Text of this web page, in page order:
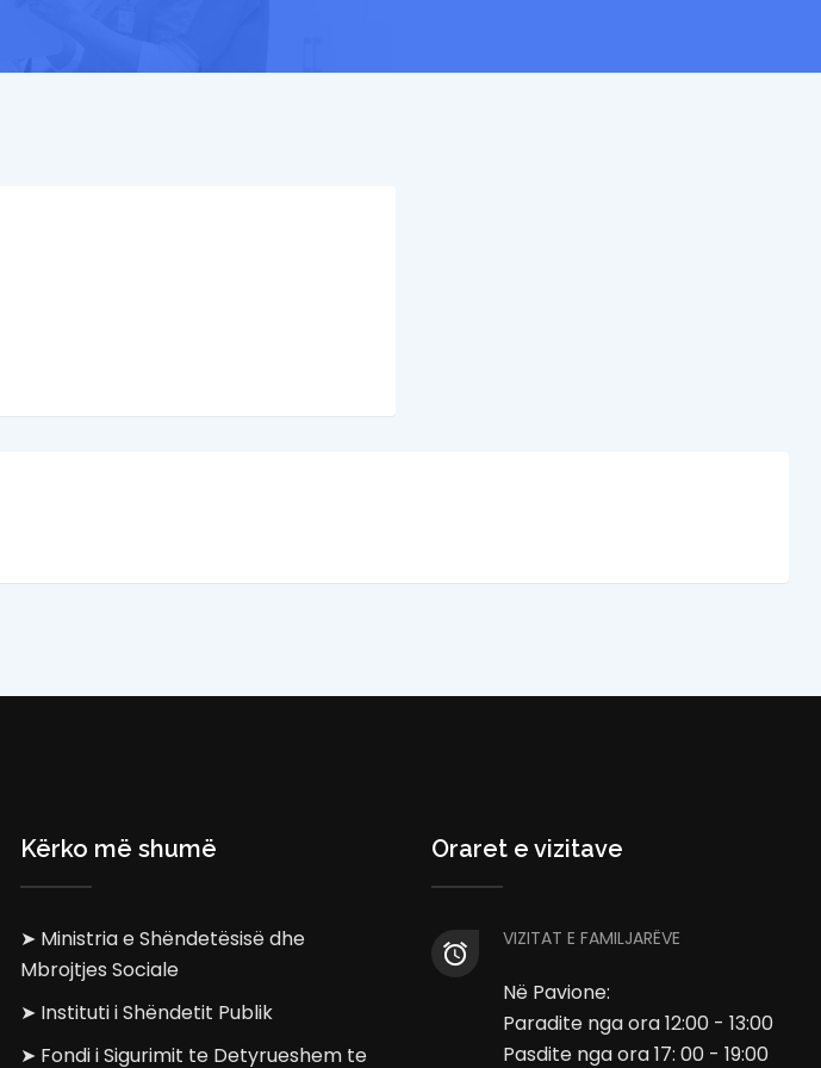
Kërko më shumë
➤ Ministria e Shëndetësisë dhe
Mbrojtjes Sociale
➤ Instituti i Shëndetit Publik
➤ Fondi i Sigurimit te Detyrueshem te
Oraret e vizitave
VIZITAT E FAMILJARËVE
Në Pavione:
Paradite nga ora 12:00 - 13:00
Pasdite nga ora 17: 00 - 19:00